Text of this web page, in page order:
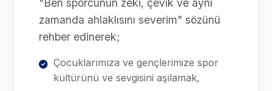
"Ben sporcunun zeki, çevik ve aynı
zamanda ahlaklısını severim" sözünü
rehber edinerek;
Çocuklarımıza ve gençlerimize spor
kültürünü ve sevgisini aşılamak,